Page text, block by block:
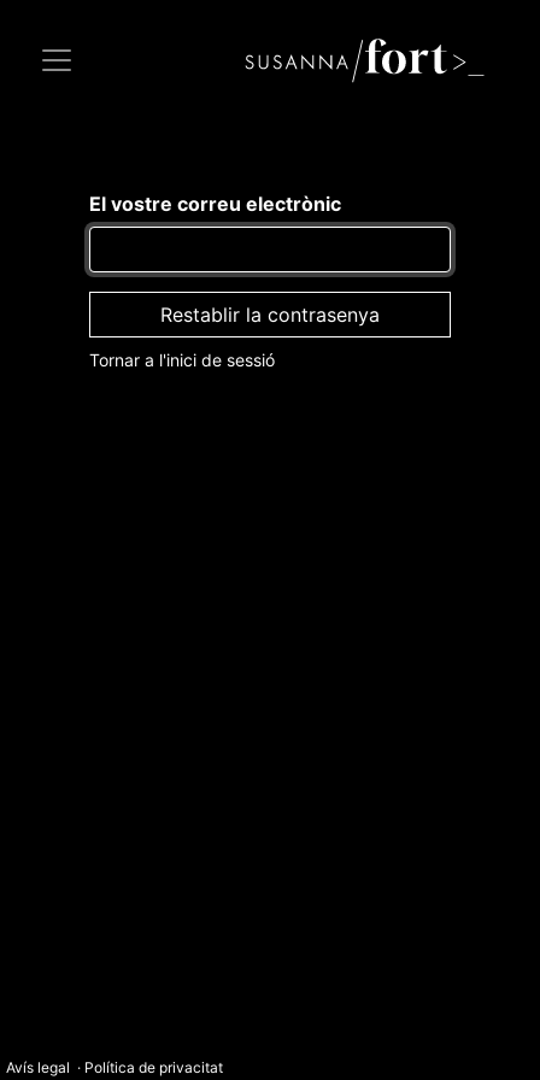
El vostre correu electrònic
Restablir la contrasenya
Tornar a l'inici de sessió
Avís legal · Política de privacitat